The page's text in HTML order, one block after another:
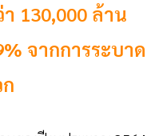
130,000 ล้าน
จากการระบาด